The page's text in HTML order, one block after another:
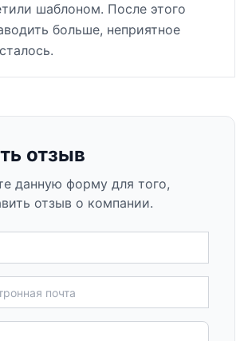
шаблоном. После этого
больше, неприятное
отзыв
данную форму для того,
отзыв о компании.